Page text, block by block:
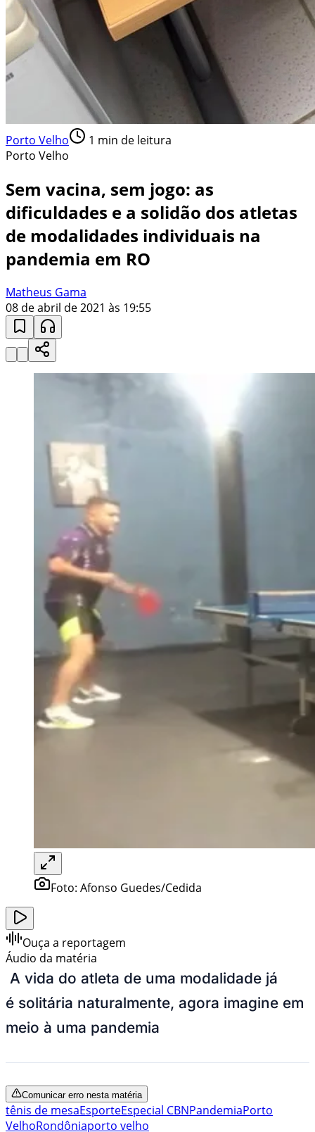
Porto Velho 1 min de leitura
Porto Velho
Sem vacina, sem jogo: as
dificuldades e a solidão dos atletas
de modalidades individuais na
pandemia em RO
Matheus Gama
08 de abril de 2021 às 19:55
Foto: Afonso Guedes/Cedida
Ouça a reportagem
Áudio da matéria
A vida do atleta de uma modalidade já
é solitária naturalmente, agora imagine em
meio à uma pandemia
Comunicar erro nesta matéria
tênis de mesaEsporteEspecial CBNPandemiaPorto
VelhoRondôniaporto velho